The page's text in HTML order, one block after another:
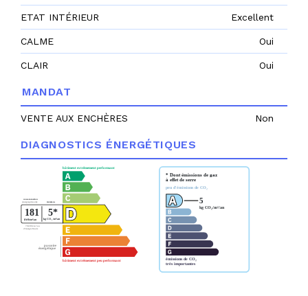
ETAT INTÉRIEUR Excellent
CALME Oui
CLAIR Oui
MANDAT
VENTE AUX ENCHÈRES Non
DIAGNOSTICS ÉNERGÉTIQUES